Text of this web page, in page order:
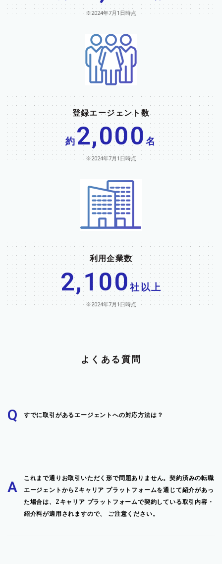
※2024年7月1日時点
登録エージェント数
約 2,000名
※2024年7月1日時点
利用企業数
2,100社以上
※2024年7月1日時点
よくある質問
Q すでに取引があるエージェントへの対応方法は？
A
これまで通りお取引いただく形で問題ありません。契約済みの転職
エージェントからZキャリア プラットフォームを通じて紹介があっ
た場合は、Zキャリア プラットフォームで契約している取引内容・
紹介料が適用されますので、 ご注意ください。